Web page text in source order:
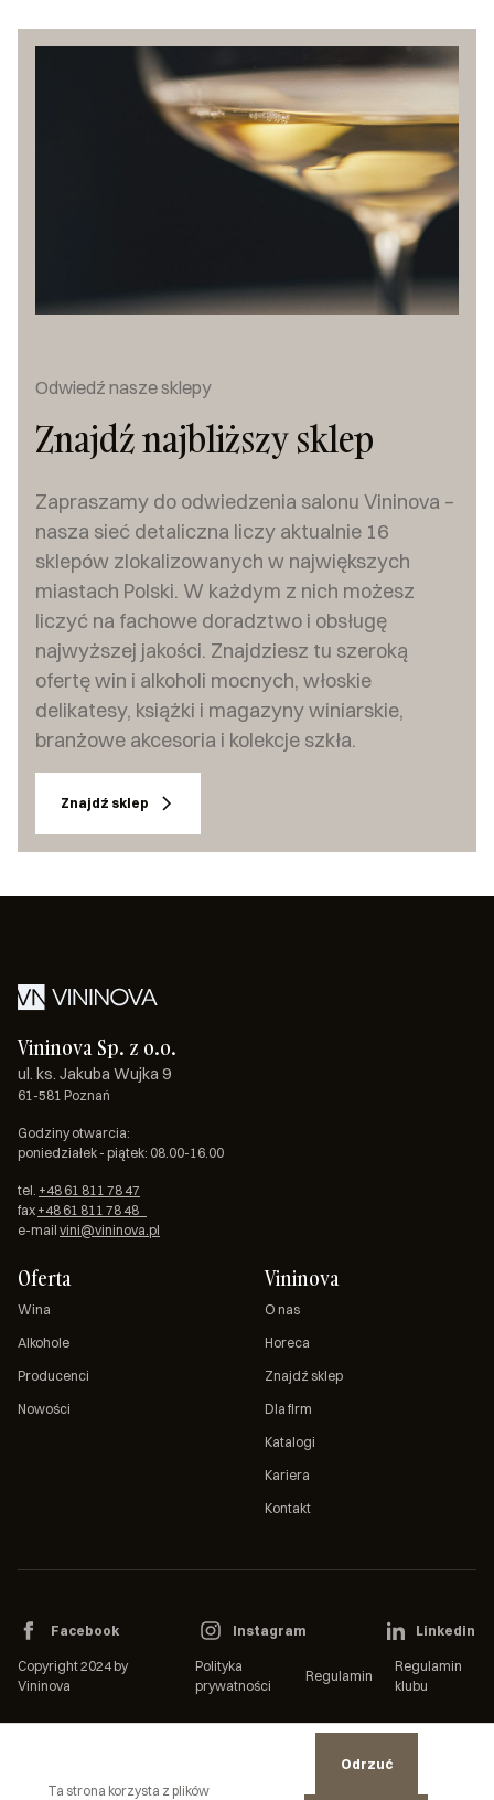
Odwiedź nasze sklepy
Znajdź najbliższy sklep
Zapraszamy do odwiedzenia salonu Vininova –
nasza sieć detaliczna liczy aktualnie 16
sklepów zlokalizowanych w największych
miastach Polski. W każdym z nich możesz
liczyć na fachowe doradztwo i obsługę
najwyższej jakości. Znajdziesz tu szeroką
ofertę win i alkoholi mocnych, włoskie
delikatesy, książki i magazyny winiarskie,
branżowe akcesoria i kolekcje szkła.
Znajdź sklep
Vininova Sp. z o.o.
ul. ks. Jakuba Wujka 9
61-581 Poznań
Godziny otwarcia:
poniedziałek - piątek: 08.00-16.00
tel. +48 61 811 78 47
fax +48 61 811 78 48
e-mail vini@vininova.pl
Oferta
Wina
Alkohole
Producenci
Nowości
Vininova
O nas
Horeca
Znajdź sklep
Dla firm
Katalogi
Kariera
Kontakt
Copyright 2024 by
Vininova
Polityka
prywatności
Regulamin
Regulamin
klubu
Facebook Instagram Linkedin
Ta strona korzysta z plików
Odrzuć